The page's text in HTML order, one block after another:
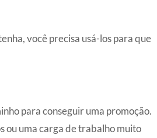
você precisa usá-los para que
para conseguir uma promoção.
ou uma carga de trabalho muito